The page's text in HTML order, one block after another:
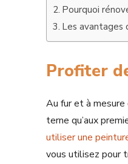
Pourquoi
Les avantages
Profiter
Au fur et à
terne qu’aux
utiliser une
vous utilisez pour